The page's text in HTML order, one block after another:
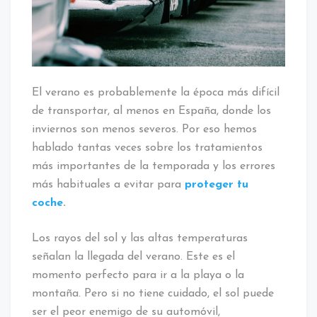
El verano es probablemente la época más difícil
de transportar, al menos en España, donde los
inviernos son menos severos. Por eso hemos
hablado tantas veces sobre los tratamientos
más importantes de la temporada y los errores
más habituales a evitar para proteger tu
coche.
Los rayos del sol y las altas temperaturas
señalan la llegada del verano. Este es el
momento perfecto para ir a la playa o la
montaña. Pero si no tiene cuidado, el sol puede
ser el peor enemigo de su automóvil,